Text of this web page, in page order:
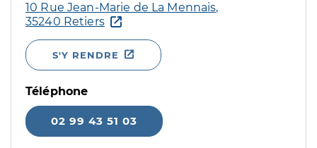
10 Rue Jean-Marie de La Mennais,
35240 Retiers
S'Y RENDRE
Téléphone
02 99 43 51 03